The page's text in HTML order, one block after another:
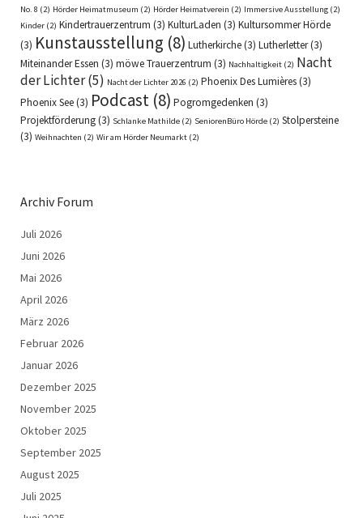
No. 8 (2) Hörder Heimatmuseum (2) Hörder Heimatverein (2) Immersive Ausstellung (2)
Kinder (2) Kindertrauerzentrum (3) KulturLaden (3) Kultursommer Hörde
(3) Kunstausstellung (8) Lutherkirche(3) Lutherletter(3)
Miteinander Essen (3) möwe Trauerzentrum (3) Nachhaltigkeit (2) Nacht
der Lichter(5) Nacht der Lichter 2026 (2) Phoenix Des Lumières(3)
Phoenix See(3) Podcast (8) Pogromgedenken (3)
Projektförderung(3) Schlanke Mathilde (2) SeniorenBüro Hörde (2) Stolpersteine
(3) Weihnachten (2) Wir am Hörder Neumarkt (2)
Archiv Forum
Juli 2026
Juni 2026
Mai 2026
April 2026
März 2026
Februar 2026
Januar 2026
Dezember 2025
November 2025
Oktober 2025
September 2025
August 2025
Juli 2025